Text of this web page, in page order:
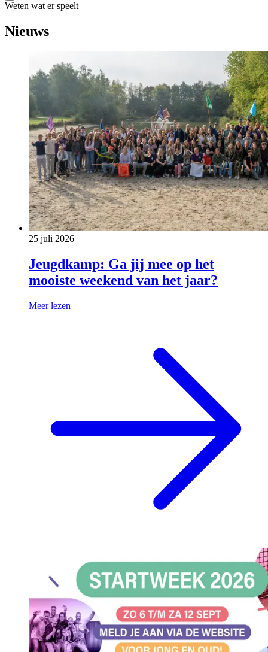
Weten wat er speelt
Nieuws
25 juli 2026
Jeugdkamp: Ga jij mee op het
mooiste weekend van het jaar?
Meer lezen